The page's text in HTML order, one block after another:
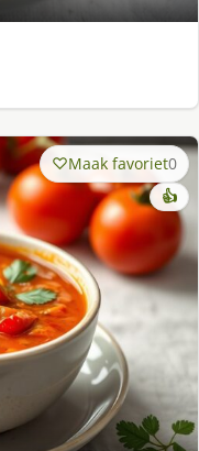
Maak favoriet0
👍